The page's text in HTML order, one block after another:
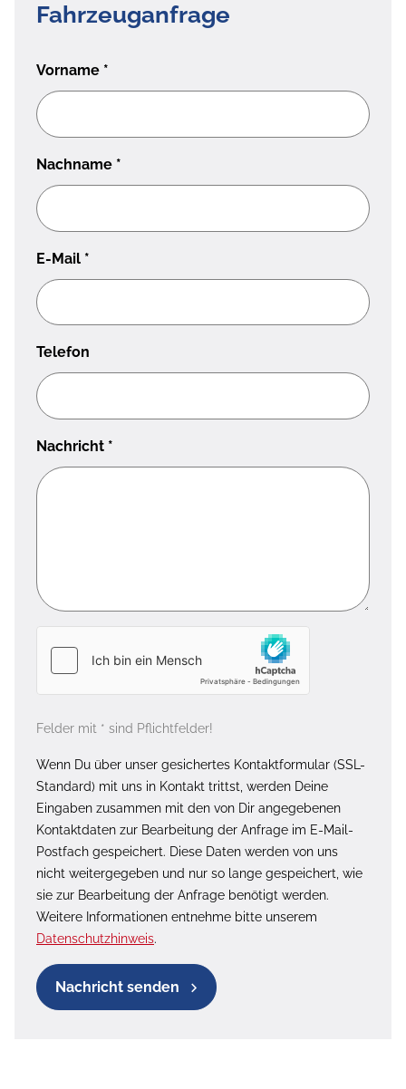
Fahrzeuganfrage
Vorname *
Nachname *
E-Mail *
Telefon
Nachricht *
Felder mit * sind Pflichtfelder!
Wenn Du über unser gesichertes Kontaktformular (SSL-
Standard) mit uns in Kontakt trittst, werden Deine
Eingaben zusammen mit den von Dir angegebenen
Kontaktdaten zur Bearbeitung der Anfrage im E-Mail-
Postfach gespeichert. Diese Daten werden von uns
nicht weitergegeben und nur so lange gespeichert, wie
sie zur Bearbeitung der Anfrage benötigt werden.
Weitere Informationen entnehme bitte unserem
Datenschutzhinweis.
Nachricht senden